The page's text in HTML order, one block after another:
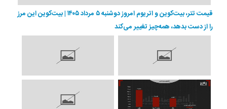
قیمت تتر، بیت‌کوین و اتریوم امروز دوشنبه ۵ مرداد ۱۴۰۵ | بیت‌کوین این مرز
را از دست بدهد، همه‌چیز تغییر می‌کند